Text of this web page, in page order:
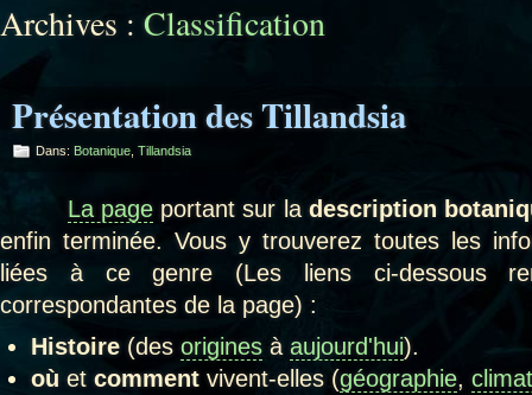
Archives : Classification
Présentation des Tillandsia
Dans: Botanique Tillandsia
La pageportant sur la description
enfin terminée. Vous y trouverez toutes les
liées à ce genre (Les liens ci-dessous
correspondantes de la page) :
Histoire(des originesà aujourd'hui).
où et commentvivent-elles (géographie,